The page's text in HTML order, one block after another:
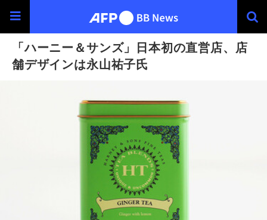
「ハーニー＆サンズ」日本初の直営店、店
舗デザインは永山祐子氏